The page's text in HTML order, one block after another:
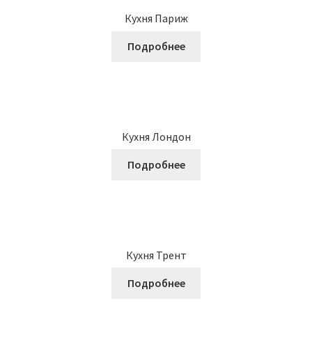
Кухня Париж
Подробнее
Кухня Лондон
Подробнее
Кухня Трент
Подробнее